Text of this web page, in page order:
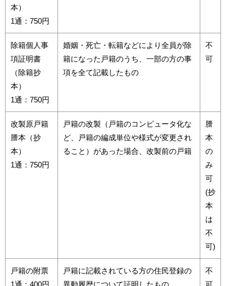
本）
1通：750円
除籍個人事
項証明書
（除籍抄
本）
1通：750円
婚姻・死亡・転籍などにより全員が除
籍になった戸籍のうち、一部の方の事
項を全て記載したもの
不
可
改製原戸籍
謄本（抄
本）
1通：750円
戸籍の改製（戸籍のコンピュータ化な
ど、戸籍の編成単位や様式が変更され
ること）があった場合、改製前の戸籍
謄
本
の
み
可
(抄
本
は
不
可)
戸籍の附票
1通：400円
戸籍に記載されている方の住民登録の
異動履歴について証明したもの
不
可